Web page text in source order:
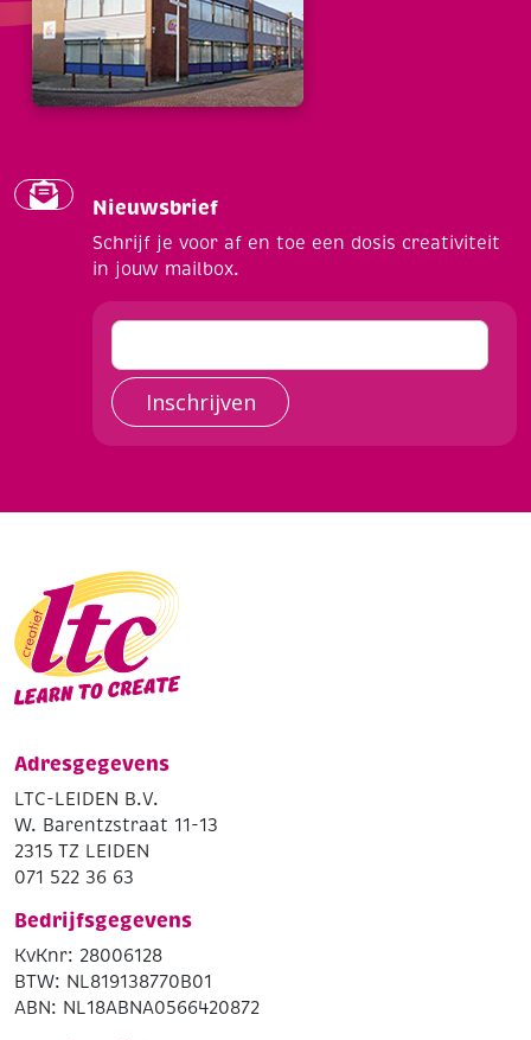
Nieuwsbrief
Schrijf je voor af en toe een dosis creativiteit
in jouw mailbox.
Inschrijven
Adresgegevens
LTC-LEIDEN B.V.
W. Barentzstraat 11-13
2315 TZ LEIDEN
071 522 36 63
Bedrijfsgegevens
KvKnr: 28006128
BTW: NL819138770B01
ABN: NL18ABNA0566420872